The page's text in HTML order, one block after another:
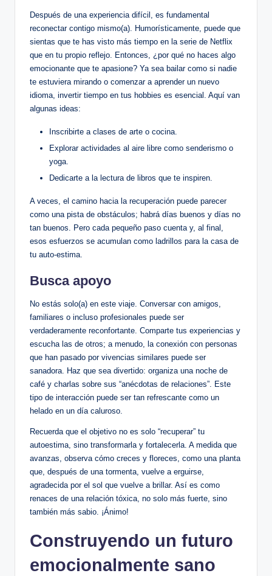
Después de una experiencia difícil, es fundamental
reconectar contigo mismo(a). Humorísticamente, puede que
sientas que te has visto más tiempo en la serie de Netflix
que en tu propio reflejo. Entonces, ¿por qué no haces algo
emocionante que te apasione? Ya sea bailar como si nadie
te estuviera mirando o comenzar a aprender un nuevo
idioma, invertir tiempo en tus hobbies es esencial. Aquí van
algunas ideas:
Inscribirte a clases de arte o cocina.
Explorar actividades al aire libre como senderismo o
yoga.
Dedicarte a la lectura de libros que te inspiren.
A veces, el camino hacia la recuperación puede parecer
como una pista de obstáculos; habrá días buenos y días no
tan buenos. Pero cada pequeño paso cuenta y, al final,
esos esfuerzos se acumulan como ladrillos para la casa de
tu auto-estima.
Busca apoyo
No estás solo(a) en este viaje. Conversar con amigos,
familiares o incluso profesionales puede ser
verdaderamente reconfortante. Comparte tus experiencias y
escucha las de otros; a menudo, la conexión con personas
que han pasado por vivencias similares puede ser
sanadora. Haz que sea divertido: organiza una noche de
café y charlas sobre sus “anécdotas de relaciones”. Este
tipo de interacción puede ser tan refrescante como un
helado en un día caluroso.
Recuerda que el objetivo no es solo “recuperar” tu
autoestima, sino transformarla y fortalecerla. A medida que
avanzas, observa cómo creces y floreces, como una planta
que, después de una tormenta, vuelve a erguirse,
agradecida por el sol que vuelve a brillar. Así es como
renaces de una relación tóxica, no solo más fuerte, sino
también más sabio. ¡Ánimo!
Construyendo un futuro
emocionalmente sano